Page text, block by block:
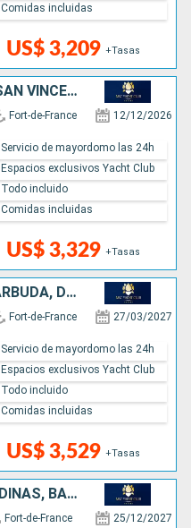
US$ 3,209 +Tasas
Comidas incluidas
SANTA LUCIA, BARBADOS, SAN VINCENT Y LAS GRANADINAS, GRENADA
Fort-de-France 12/12/2026
US$ 3,329 +Tasas
Servicio de mayordomo las 24h
Espacios exclusivos Yacht Club
Todo incluido
Comidas incluidas
SAN MARTÍN, ANTIGUA Y BARBUDA, DOMINICA
Fort-de-France 27/03/2027
US$ 3,529 +Tasas
Servicio de mayordomo las 24h
Espacios exclusivos Yacht Club
Todo incluido
Comidas incluidas
SAN VINCENT Y LAS GRANADINAS, BARBADOS, TRINIDAD Y TOBAGO, GRENADA
Fort-de-France 25/12/2027